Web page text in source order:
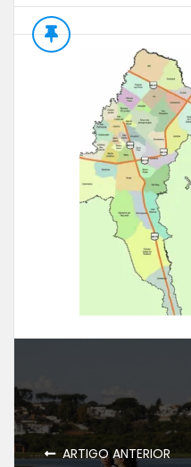
ARTIGO ANTERIOR